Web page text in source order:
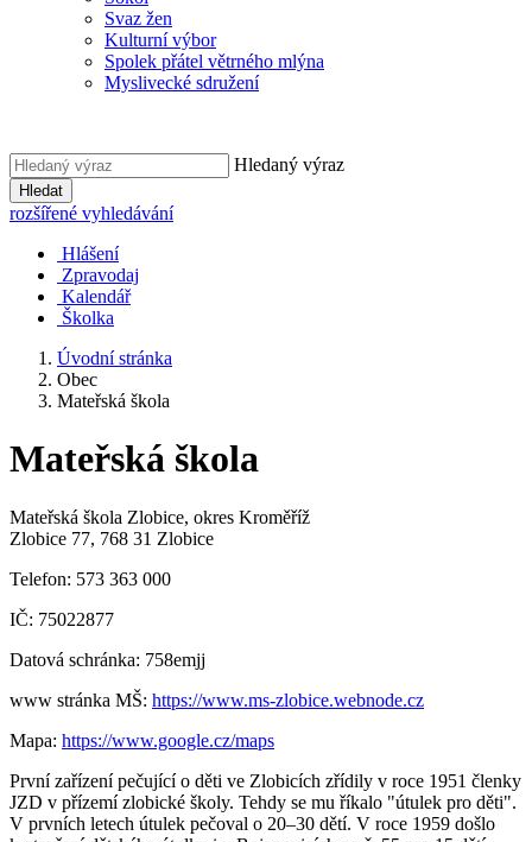
Svaz žen
Kulturní výbor
Spolek přátel větrného mlýna
Myslivecké sdružení
Hledaný výraz
Hledat
rozšířené vyhledávání
Hlášení
Zpravodaj
Kalendář
Školka
Úvodní stránka
Obec
Mateřská škola
Mateřská škola
Mateřská škola Zlobice, okres Kroměříž
Zlobice 77, 768 31 Zlobice
Telefon: 573 363 000
IČ: 75022877
Datová schránka: 758emjj
www stránka MŠ: https://www.ms-zlobice.webnode.cz
Mapa: https://www.google.cz/maps
První zařízení pečující o děti ve Zlobicích zřídily v roce 1951 členky
JZD v přízemí zlobické školy. Tehdy se mu říkalo "útulek pro děti".
V prvních letech útulek pečoval o 20–30 dětí. V roce 1959 došlo